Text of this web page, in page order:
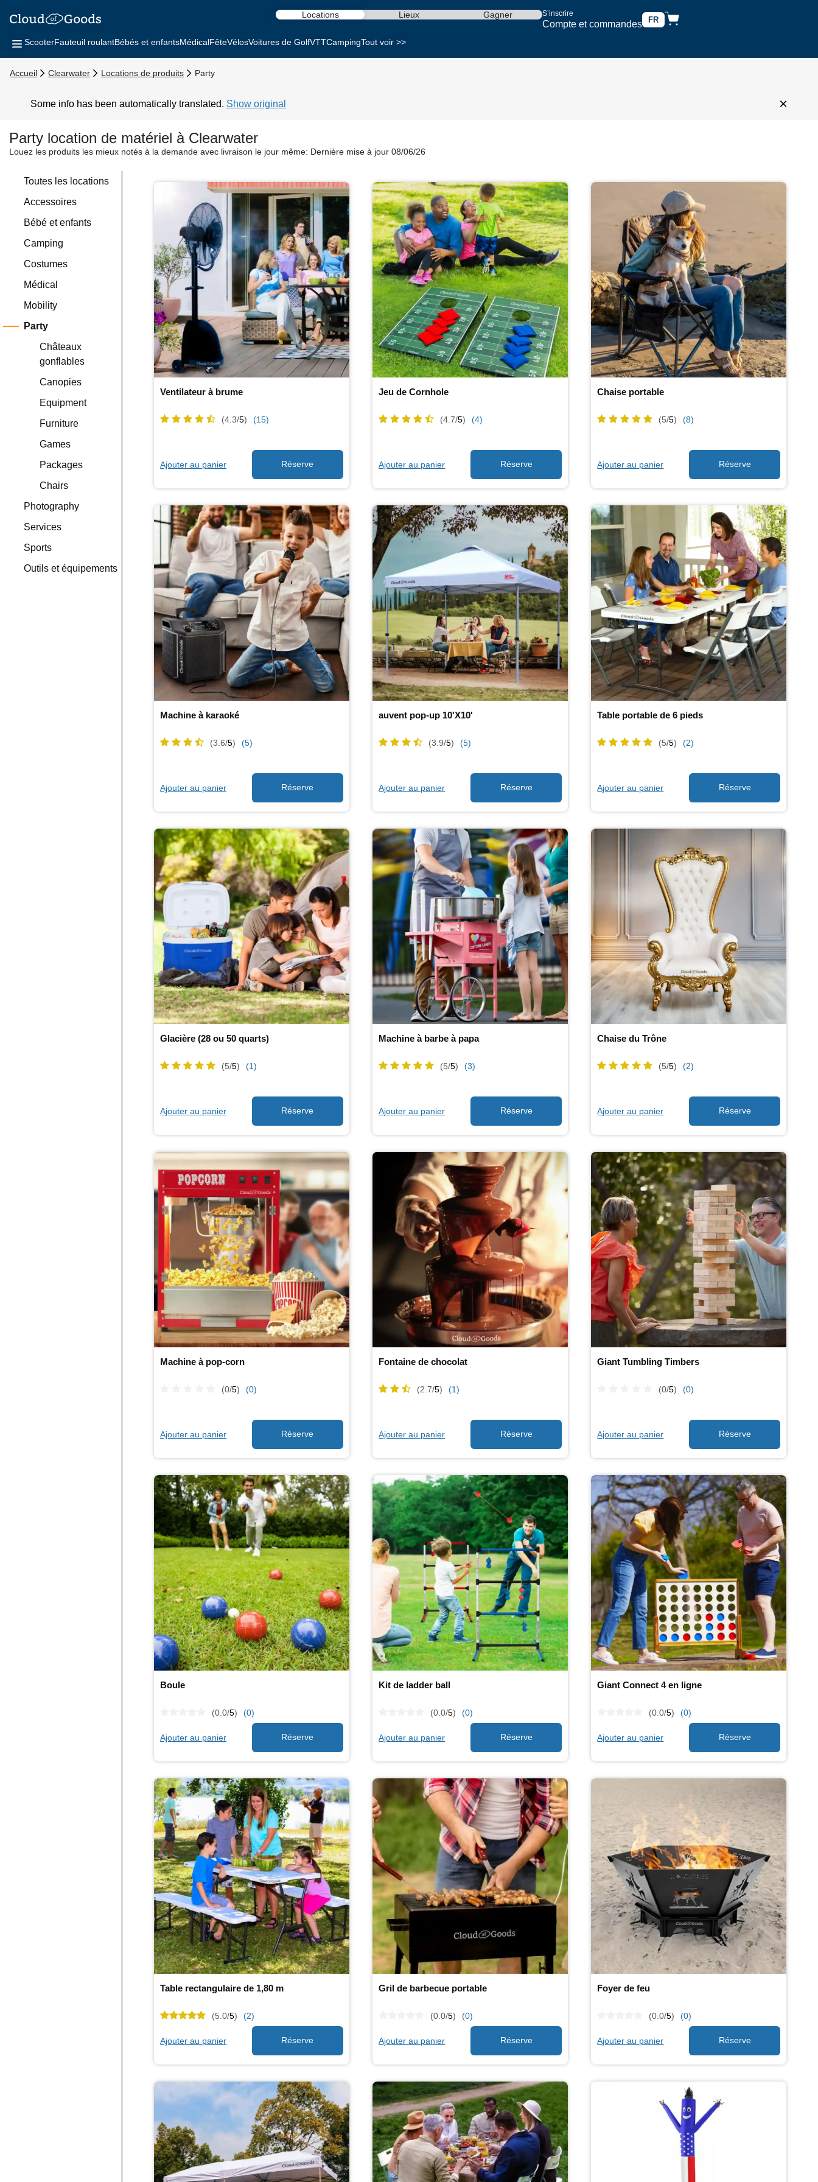
S’inscrire
Compte et commandes FR
Locations Lieux Gagner
ScooterFauteuil roulantBébés et enfantsMédicalFêteVélosVoitures de GolfVTTCampingTout voir >>
Accueil Clearwater Locations de produits Party
Some info has been automatically translated. Show original ×
Party location de matériel à Clearwater
Louez les produits les mieux notés à la demande avec livraison le jour même: Dernière mise à jour 08/06/26
Toutes les locations
Accessoires
Bébé et enfants
Camping
Costumes
Médical
Mobility
Party
Châteaux
gonflables
Canopies
Equipment
Furniture
Games
Packages
Chairs
Photography
Services
Sports
Outils et équipements
Ventilateur à brume
(4.3/5) (15)
Ajouter au panier
Jeu de Cornhole
(4.7/5) (4)
Ajouter au panier
Chaise portable
(5/5) (8)
Ajouter au panier
Machine à karaoké
(3.6/5) (5)
Ajouter au panier
auvent pop-up 10'X10'
(3.9/5) (5)
Ajouter au panier
Table portable de 6 pieds
(5/5) (2)
Ajouter au panier
Glacière (28 ou 50 quarts)
(5/5) (1)
Ajouter au panier
Machine à barbe à papa
(5/5) (3)
Ajouter au panier
Chaise du Trône
(5/5) (2)
Ajouter au panier
Machine à pop-corn
(0/5) (0)
Ajouter au panier
Fontaine de chocolat
(2.7/5) (1)
Ajouter au panier
Giant Tumbling Timbers
(0/5) (0)
Ajouter au panier
Boule
(0.0/5) (0)
Ajouter au panier
Kit de ladder ball
(0.0/5) (0)
Ajouter au panier
Giant Connect 4 en ligne
(0.0/5) (0)
Ajouter au panier
Table rectangulaire de 1,80 m
(5.0/5) (2)
Ajouter au panier
Gril de barbecue portable
(0.0/5) (0)
Ajouter au panier
Foyer de feu
(0.0/5) (0)
Ajouter au panier